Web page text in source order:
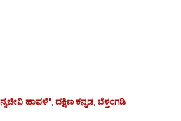
ಹಾವಳಿ',ದಕ್ಷಿಣ ಕನ್ನಡ,ಬೆಳ್ತಂಗಡಿ